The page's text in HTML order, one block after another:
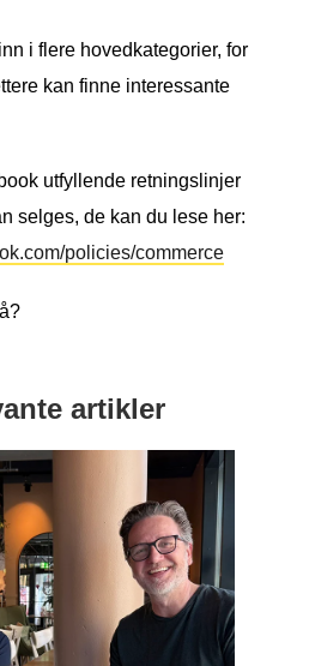
i flere hovedkategorier, for
kan finne interessante
utfyllende retningslinjer
selges, de kan du lese her:
policies/commerce
artikler